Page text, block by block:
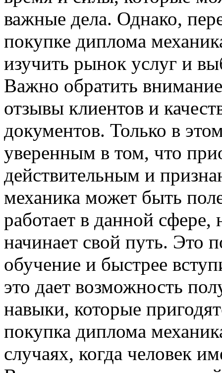
важные дела. Однако,
покупке диплома
изучить рынок услуг и
Важно обратить
отзывы клиентов и
документов. Только в
уверенным в том, что
действительным и
механика может быть
работает в данной сфере,
начинает свой путь. Это
обучение и быстрее
это дает возможность
навыки, которые
покупка диплома
случаях, когда человек